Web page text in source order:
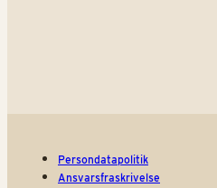
Persondatapolitik
Ansvarsfraskrivelse